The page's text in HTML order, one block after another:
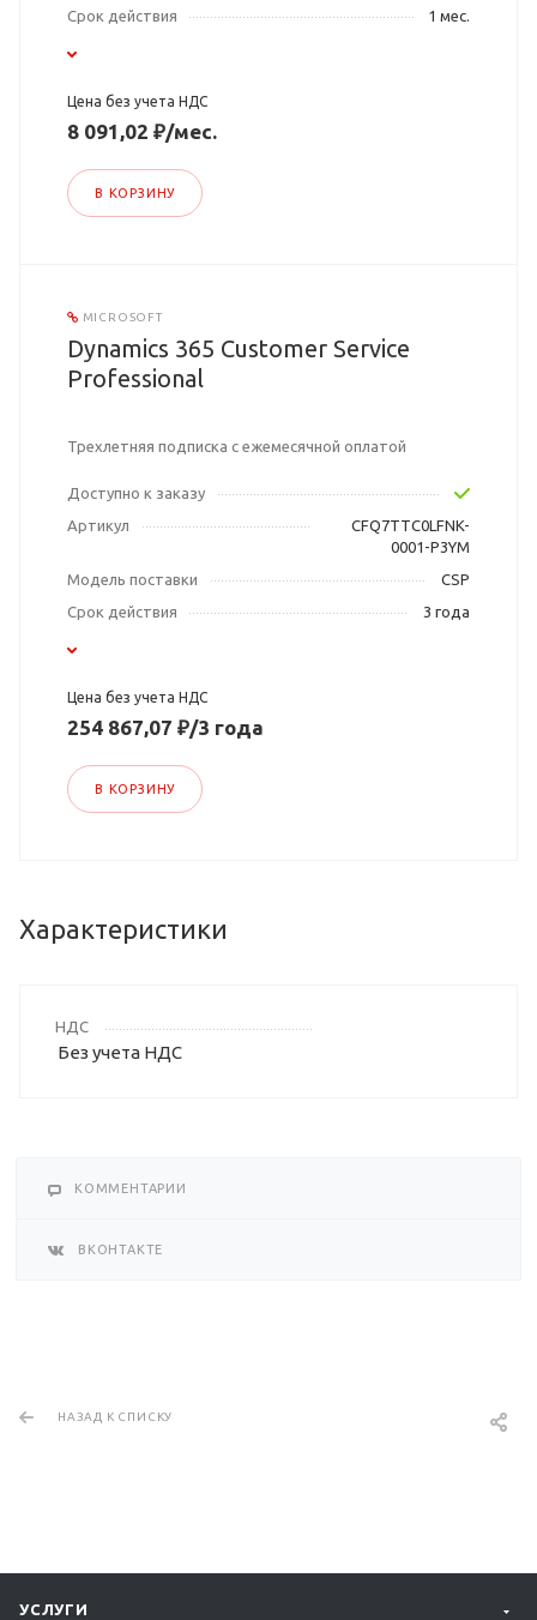
Срок действия
1 мес.
Цена без учета НДС
8 091,02 ₽/мес.
В КОРЗИНУ
MICROSOFT
Dynamics 365 Customer Service
Professional
Трехлетняя подписка с ежемесячной оплатой
Доступно к заказу
Артикул
CFQ7TTC0LFNK-
0001-P3YM
Модель поставки
CSP
Срок действия
3 года
Цена без учета НДС
254 867,07 ₽/3 года
В КОРЗИНУ
Характеристики
НДС
Без учета НДС
КОММЕНТАРИИ
ВКОНТАКТЕ
НАЗАД К СПИСКУ
УСЛУГИ